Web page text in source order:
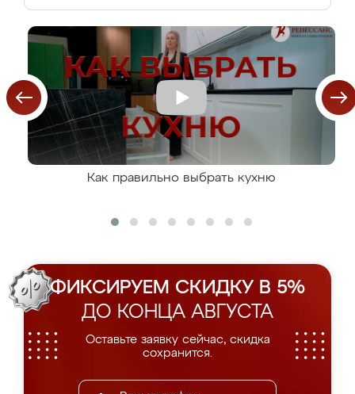
Как правильно выбрать кухню
ФИКСИРУЕМ СКИДКУ В 5%
ДО КОНЦА АВГУСТА
Оставьте заявку сейчас, скидка
сохранится.